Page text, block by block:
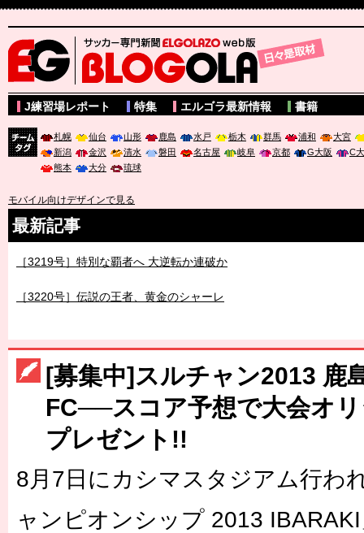
サッカー専門新聞ELGOLAZO web版 BLOGOLA
J練習場レポート 特集 エルゴラ最新情報 書籍
札幌 仙台 山形 鹿島 水戸 栃木 群馬 浦和
大宮
新潟
金沢 清水 磐田 名古屋 岐阜 京都 G大阪
C
熊本
大分 琉球
モバイル向けデザインで見る
最新記事
［3230号］世界一への夢は終わらない
［3223号］一丸。日本出陣
［3222号］史上最大のW杯開幕 注目は「個」
[募集中]スルチャン2013 鹿
FC──スコア予想で大会オ
プレゼント!!
8月7日にカシマスタジアム行わ
ャンピオンシップ 2013